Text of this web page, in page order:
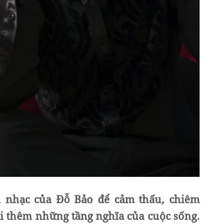
của Đỗ Bảo để cảm thấu, chiêm
thêm những tầng nghĩa của cuộc sống.